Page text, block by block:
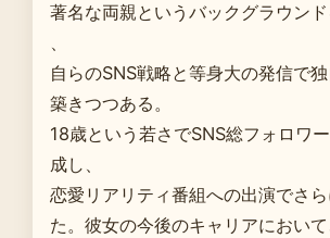
著名な両親というバックグラウン
、
自らのSNS戦略と等身大の発信で
築きつつある。
18歳という若さでSNS総フォロワ
成し、
恋愛リアリティ番組への出演でさ
た。彼女の今後のキャリアにおいて